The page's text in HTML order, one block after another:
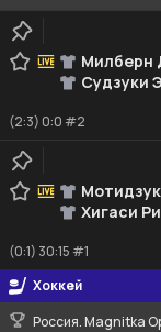
Милберн
Судзуки
(2:3) 0:0 #2
Хигаси
(0:1) 30:15 #1
Хоккей
Россия. Magnitka